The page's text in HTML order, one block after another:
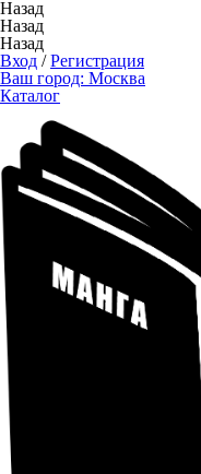
Назад
Назад
Назад
Вход /Регистрация
Ваш город: Москва
Каталог